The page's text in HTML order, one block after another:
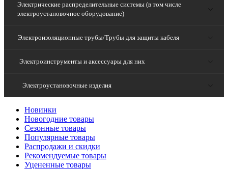
Электрические распределительные системы (в том числе
электроустановочное оборудование)
Электроизоляционные трубы/Трубы для защиты кабеля
Электроинструменты и аксессуары для них
Электроустановочные изделия
Новинки
Новогодние товары
Сезонные товары
Популярные товары
Распродажи и скидки
Рекомендуемые товары
Уцененные товары